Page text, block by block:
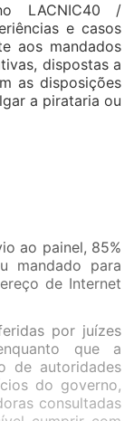
LACNIC40 /
e casos
aos mandados
dispostas a
as disposições
a pirataria ou
ao painel, 85%
mandado para
de Internet
por juízes
que a
de autoridades
do governo,
consultadas